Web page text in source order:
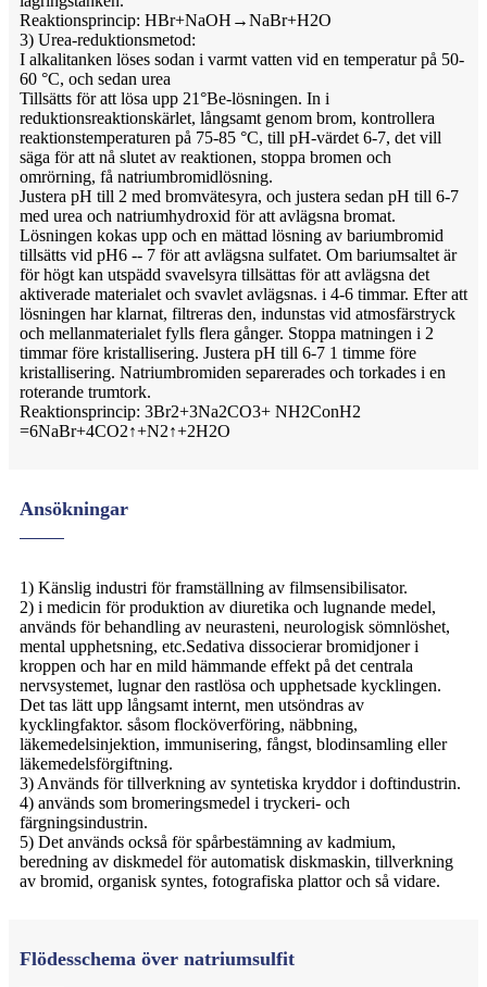
Reaktionsprincip: HBr+NaOH→NaBr+H2O
3) Urea-reduktionsmetod:
I alkalitanken löses sodan i varmt vatten vid en temperatur på 50-
60 °C, och sedan urea
Tillsätts för att lösa upp 21°Be-lösningen. In i
reduktionsreaktionskärlet, långsamt genom brom, kontrollera
reaktionstemperaturen på 75-85 °C, till pH-värdet 6-7, det vill
säga för att nå slutet av reaktionen, stoppa bromen och
omrörning, få natriumbromidlösning.
Justera pH till 2 med bromvätesyra, och justera sedan pH till 6-7
med urea och natriumhydroxid för att avlägsna bromat.
Lösningen kokas upp och en mättad lösning av bariumbromid
tillsätts vid pH6 -- 7 för att avlägsna sulfatet. Om bariumsaltet är
för högt kan utspädd svavelsyra tillsättas för att avlägsna det
aktiverade materialet och svavlet avlägsnas. i 4-6 timmar. Efter att
lösningen har klarnat, filtreras den, indunstas vid atmosfärstryck
och mellanmaterialet fylls flera gånger. Stoppa matningen i 2
timmar före kristallisering. Justera pH till 6-7 1 timme före
kristallisering. Natriumbromiden separerades och torkades i en
roterande trumtork.
Reaktionsprincip: 3Br2+3Na2CO3+ NH2ConH2
=6NaBr+4CO2↑+N2↑+2H2O
Ansökningar
1) Känslig industri för framställning av filmsensibilisator.
2) i medicin för produktion av diuretika och lugnande medel,
används för behandling av neurasteni, neurologisk sömnlöshet,
mental upphetsning, etc.Sedativa dissocierar bromidjoner i
kroppen och har en mild hämmande effekt på det centrala
nervsystemet, lugnar den rastlösa och upphetsade kycklingen.
Det tas lätt upp långsamt internt, men utsöndras av
kycklingfaktor. såsom flocköverföring, näbbning,
läkemedelsinjektion, immunisering, fångst, blodinsamling eller
läkemedelsförgiftning.
3) Används för tillverkning av syntetiska kryddor i doftindustrin.
4) används som bromeringsmedel i tryckeri- och
färgningsindustrin.
5) Det används också för spårbestämning av kadmium,
beredning av diskmedel för automatisk diskmaskin, tillverkning
av bromid, organisk syntes, fotografiska plattor och så vidare.
Flödesschema över natriumsulfit